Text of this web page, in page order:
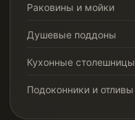
Раковины и мойки
Душевые поддоны
Кухонные столешницы
Подоконники и отливы